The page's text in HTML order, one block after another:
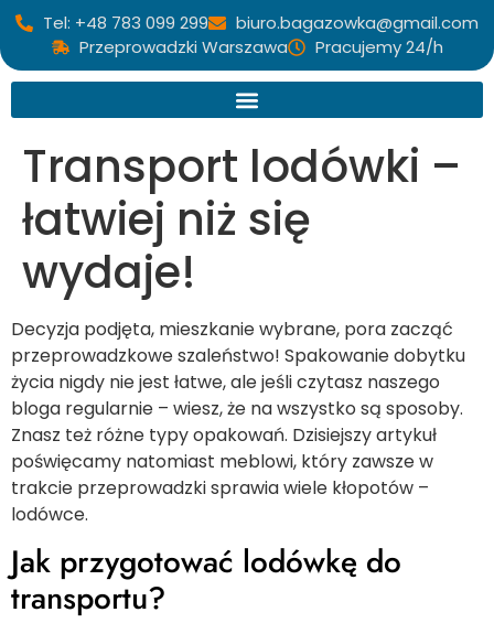
Tel: +48 783 099 299
biuro.bagazowka@gmail.com
Przeprowadzki Warszawa
Pracujemy 24/h
Transport lodówki –
łatwiej niż się
wydaje!
Decyzja podjęta, mieszkanie wybrane, pora zacząć
przeprowadzkowe szaleństwo! Spakowanie dobytku
życia nigdy nie jest łatwe, ale jeśli czytasz naszego
bloga regularnie – wiesz, że na wszystko są sposoby.
Znasz też różne typy opakowań. Dzisiejszy artykuł
poświęcamy natomiast meblowi, który zawsze w
trakcie przeprowadzki sprawia wiele kłopotów –
lodówce.
Jak przygotować lodówkę do
transportu?